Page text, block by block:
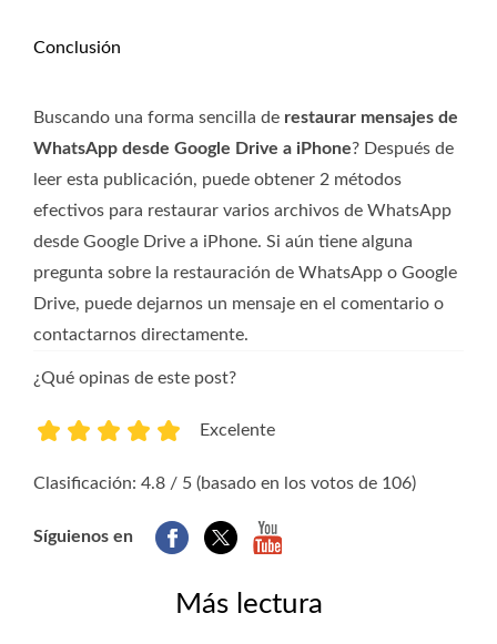
Conclusión
Buscando una forma sencilla de restaurar mensajes de
WhatsApp desde Google Drive a iPhone? Después de
leer esta publicación, puede obtener 2 métodos
efectivos para restaurar varios archivos de WhatsApp
desde Google Drive a iPhone. Si aún tiene alguna
pregunta sobre la restauración de WhatsApp o Google
Drive, puede dejarnos un mensaje en el comentario o
contactarnos directamente.
¿Qué opinas de este post?
Excelente
Clasificación: 4.8 / 5 (basado en los votos de 106)
Síguienos en
Más lectura